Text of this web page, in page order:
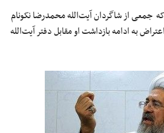
از شاگردان آیت‌الله محمدرضا نکونام
به ادامه بازداشت او مقابل دفتر آیت‌الله